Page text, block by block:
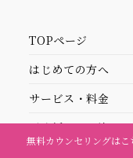
無料カウンセリングはこ
TOPページ
はじめての方へ
サービス・料金
ご成婚までの流れ